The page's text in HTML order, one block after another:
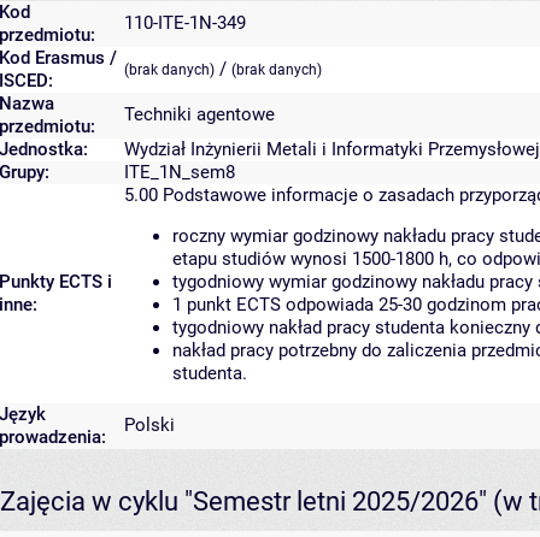
Kod
przedmiotu:
110-ITE-1N-349
Kod Erasmus /
ISCED:
(brak danych) / (brak danych)
Nazwa
przedmiotu:
Techniki agentowe
Jednostka:
Wydział Inżynierii Metali i Informatyki Przemysłowej
Grupy:
ITE_1N_sem8
Punkty ECTS i
inne:
5.00 Podstawowe informacje o zasadach
roczny wymiar godzinowy nakładu pracy
etapu studiów wynosi 1500-1800 h, co
tygodniowy wymiar godzinowy nakładu
1 punkt ECTS odpowiada 25-30 godzinom
tygodniowy nakład pracy studenta
nakład pracy potrzebny do zaliczenia
studenta.
Język
prowadzenia:
Polski
Zajęcia w cyklu "Semestr letni 2025/2026" (w